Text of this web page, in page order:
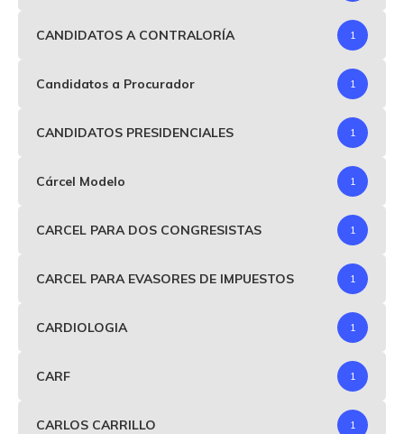
CANDIDATOS A CONTRALORÍA 1
Candidatos a Procurador 1
CANDIDATOS PRESIDENCIALES 1
Cárcel Modelo 1
CARCEL PARA DOS CONGRESISTAS 1
CARCEL PARA EVASORES DE IMPUESTOS 1
CARDIOLOGIA 1
CARF 1
CARLOS CARRILLO 1